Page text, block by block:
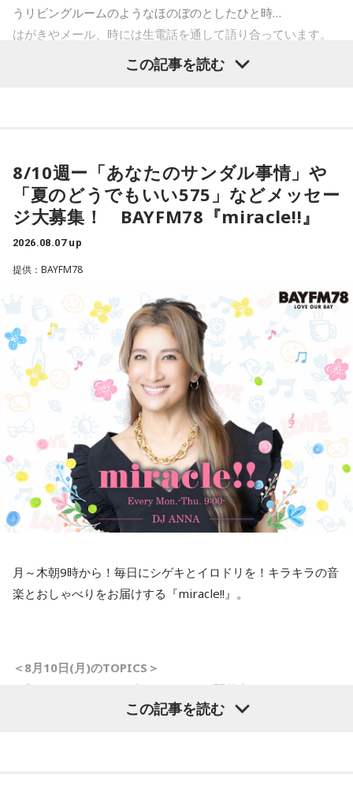
三輪田：立志勝運御守がありますね。立志と勝ち運。つま
り、志を立てなかったらただの物体なんです。志をご自身に
立てていただいて、それに向かって突き進んでいただくこと
三輪田：当宮で合格を祈ってらっしゃる参拝者の方々はそち
らか、勝ち守りを受ける方が多いですね。
小林：それでは、最後に今、頑張っている受験生にメッセー
ジをお願いします。
三輪田：受験生の方は、メンタル的にも不安な時があると思
いますし、体調面も気を使って、心身一体で行っていただか
ないと、なかなか思うような結果は得られないと思います。
神様に「叶いますように」とお参りなさった後、良い結果が
得られたら、神社に「ありがとうございました」と感謝のお
参りをしていただくのがよろしいかと。芝大神宮としまして
も、そちらは切に願っているところでございます。
小林：本日はありがとうございました。
三輪田：こちらこそ、ありがとうございました。
小林：こんな場所にこんな神社があるなんて知らなかったで
す。お恥ずかしい限りです。増上寺の方とか、東京タワーの
方は来たことありますけど、大門から東京タワーの間にこん
うリビングルームのようなほのぼのとしたひと時…
はがきやメール、時には生電話を通して語り合っています。
その週にあった事、その日の気付き、明日の予定、未来への
思い。どんな話も一緒に語り合うプログラムです。
10年前の約束を無事回収！
ヴェネチアLIVEを締めくくる幕張2DAYSに感謝！！
新たな夢は生まれたのか？
最新の放送を聴く
この記事を読む
8/10週ー「あなたのサンダル事情」や
「夏のどうでもいい575」などメッセー
ジ大募集！ BAYFM78『miracle!!』
2026.08.07 up
提供：BAYFM78
月～木朝9時から！毎日にシゲキとイロドリを！キラキラの音
楽とおしゃべりをお届けする『miracle!!』。
＜8月10日(月)のTOPICS＞
■「ミラクルサマーリゾート2026」を開催中！
8月10日（月）のテーマは「夏はサンダルっしょ！」 あなた
この記事を読む